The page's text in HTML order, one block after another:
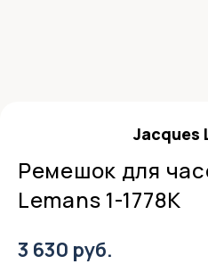
Jacques
Ремешок для
Lemans 1-1778K
3 630 руб.